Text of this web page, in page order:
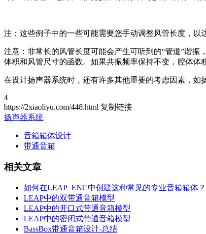
注：这些例子中的一些可能需要您手动调整风管长度，以
注意：非常长的风管长度可能会产生可听到的“管道”谐
体积和风管尺寸的函数。如果共振频率保持不变，腔体体
在设计扬声器系统时，还有许多其他重要的考虑因素，如
4
https://2xiaoliyu.com/448.html 复制链接
扬声器系统
音箱箱体设计
带通音箱
相关文章
如何在LEAP_ENC中创建这种常见的专业音箱箱体？
LEAP中的双带通音箱模型
LEAP中的开口式带通音箱模型
LEAP中的密闭式带通音箱模型
BassBox带通音箱设计-总结